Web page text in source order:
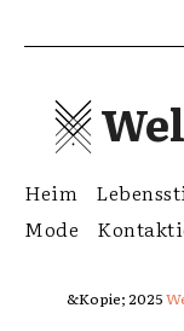
Heim
Mode
&Kopie; 2025